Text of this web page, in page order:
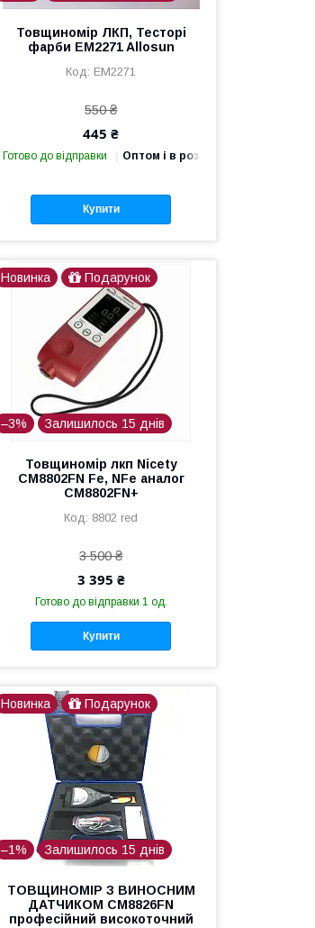
Товщиномір ЛКП, Тесторі
фарби EM2271 Allosun
ЕМ2271
550 ₴
445 ₴
Готово до відправки Оптом і в роздріб
Купити
Новинка Подарунок
–3% Залишилось 15 днів
Товщиномір лкп Nicety
CM8802FN Fe, NFe аналог
CM8802FN+
8802 red
3 500 ₴
3 395 ₴
Готово до відправки 1 од.
Купити
Новинка Подарунок
–1% Залишилось 15 днів
ТОВЩИНОМІР З ВИНОСНИМ
ДАТЧИКОМ CM8826FN
професійний високоточний